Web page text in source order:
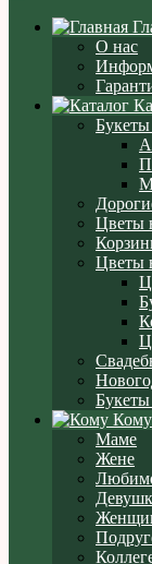
О нас
Букеты
Цветы
Цветы
Букеты
Кому
Маме
Жене